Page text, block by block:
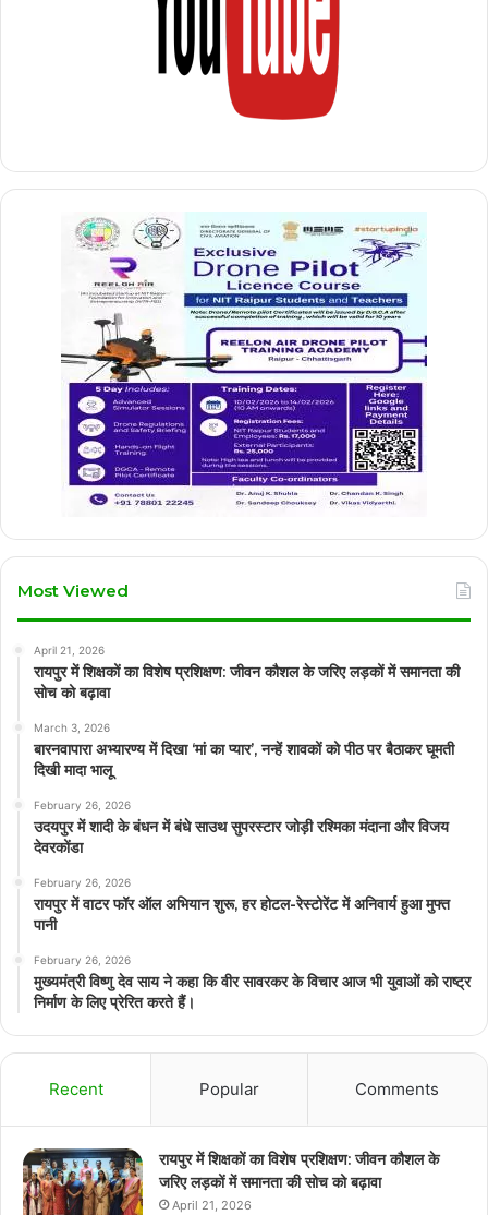
Most Viewed
April 21, 2026
रायपुर में शिक्षकों का विशेष प्रशिक्षण: जीवन कौशल के जरिए लड़कों में समानता की
सोच को बढ़ावा
March 3, 2026
बारनवापारा अभ्यारण्य में दिखा ‘मां का प्यार’, नन्हें शावकों को पीठ पर बैठाकर घूमती
दिखी मादा भालू
February 26, 2026
उदयपुर में शादी के बंधन में बंधे साउथ सुपरस्टार जोड़ी रश्मिका मंदाना और विजय
देवरकोंडा
February 26, 2026
रायपुर में वाटर फॉर ऑल अभियान शुरू, हर होटल-रेस्टोरेंट में अनिवार्य हुआ मुफ्त
पानी
February 26, 2026
मुख्यमंत्री विष्णु देव साय ने कहा कि वीर सावरकर के विचार आज भी युवाओं को राष्ट्र
निर्माण के लिए प्रेरित करते हैं।
Recent Popular Comments
रायपुर में शिक्षकों का विशेष प्रशिक्षण: जीवन कौशल के
जरिए लड़कों में समानता की सोच को बढ़ावा
April 21, 2026